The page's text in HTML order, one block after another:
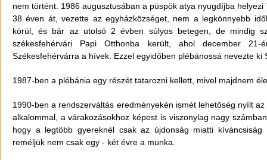
nem történt. 1986 augusztusában a püspök atya nyugdíjba
38 éven át, vezette az egyházközséget, nem a legkönnyebb
körül, és bár az utolsó 2 évben súlyos betegen, de mindig
székesfehérvári Papi Otthonba került, ahol december
Székesfehérvárra a hívek. Ezzel egyidőben plébánossá nevezte ki
1987-ben a plébánia egy részét tatarozni kellett, mivel majdnem
1990-ben a rendszerváltás eredményekén ismét lehetőség nyílt
alkalommal, a várakozásokhoz képest is viszonylag nagy
hogy a legtöbb gyereknél csak az újdonság miatti
reméljük nem csak egy - két évre a munka.